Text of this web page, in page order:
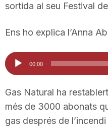
sortida al seu Festival
Ens ho explica l’Anna
Reproductor
d'àudio
00:00
Gas Natural ha
més de 3000 abonats
gas després de